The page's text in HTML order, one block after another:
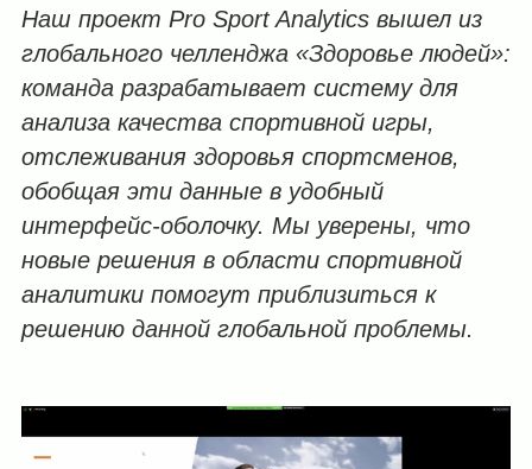
Наш проект Pro Sport Analytics вышел из
глобального челленджа «Здоровье людей»:
команда разрабатывает систему для
анализа качества спортивной игры,
отслеживания здоровья спортсменов,
обобщая эти данные в удобный
интерфейс-оболочку. Мы уверены, что
новые решения в области спортивной
аналитики помогут приблизиться к
решению данной глобальной проблемы.